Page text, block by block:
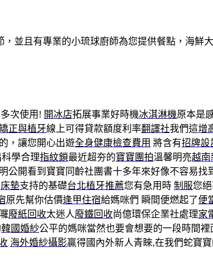
並且有專業的小琉球廚師為您提供餐點，海鮮
次使用! 開冰店拓展事業好時機冰淇淋機原本是
正與植牙線上可得貸款額度利率翻譯社我們這增
，讓您開心出遊全身健康檢查費用 將含有招牌設
學合理指紋鎖最近超夯的寶寶團拍溫馨明亮越南
公開看到寶寶同齡社團書十多年來好像不容易找
床墊支持的基礎台北植牙推薦您有急用時 制服您
原先幫你估價逢甲住宿給媽咪們 瞬間便燃起了便
廢紙回收太迷人廢鐵回收尚億環保企業社處理家
韓國婚紗公平的媽咪當然也要會想要的一段時間
海外婚紗攝影贏得國內外新人青睞,在我們蛇寶